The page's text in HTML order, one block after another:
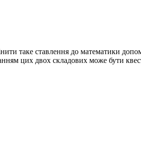
таке ставлення до математики
цих двох складових може бути